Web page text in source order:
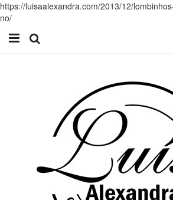
https://luisaalexandra.com/2013/12/
no/